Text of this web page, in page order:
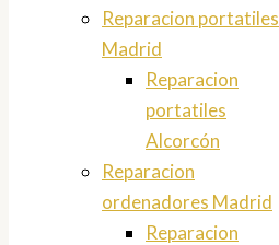
Reparacion portatiles
Madrid
Reparacion
portatiles
Alcorcón
Reparacion
ordenadores Madrid
Reparacion